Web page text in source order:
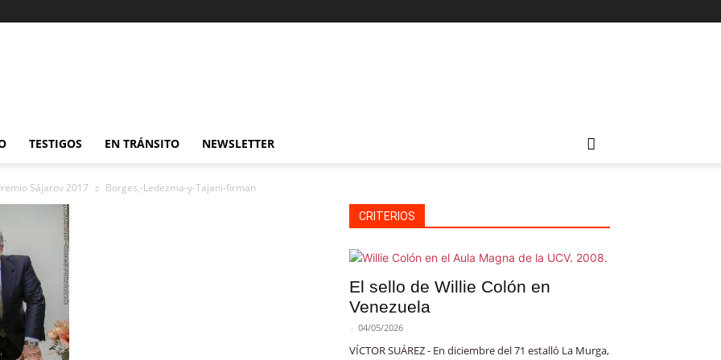
TESTIGOS EN TRÁNSITO NEWSLETTER
Sájarov 2017 Borges,-Ledezma-y-Tajani-firman
CRITERIOS
El sello de Willie Colón en
Venezuela
- 04/05/2026
VÍCTOR SUÁREZ - En diciembre del 71 estalló La Murga,